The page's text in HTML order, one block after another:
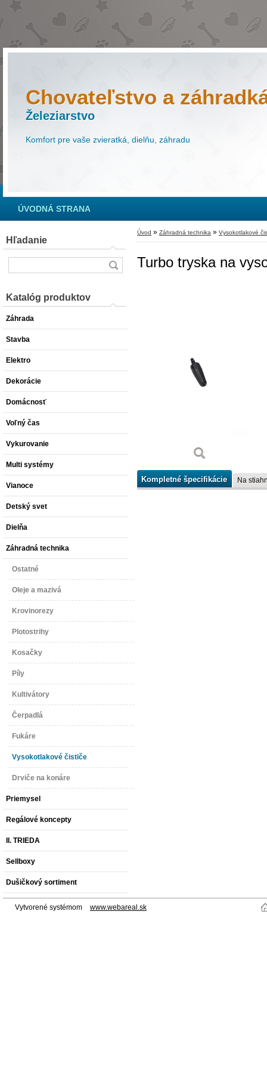
Chovateľstvo a
Železiarstvo
Komfort pre vaše zvieratká, dielňu, záhradu
ÚVODNÁ STRANA
Hľadanie
Katalóg produktov
Záhrada
Stavba
Elektro
Dekorácie
Domácnosť
Voľný čas
Vykurovanie
Multi systémy
Vianoce
Detský svet
Dielňa
Záhradná technika
Ostatné
Oleje a mazivá
Krovinorezy
Plotostrihy
Kosačky
Píly
Kultivátory
Čerpadlá
Fukáre
Vysokotlakové čističe
Drviče na konáre
Priemysel
Regálové koncepty
II. TRIEDA
Sellboxy
Dušičkový sortiment
Úvod » Záhradná technika » Vysokotlakové
Turbo tryska na
Kompletné špecifikácie Na
Vytvorené systémom www.webareal.sk